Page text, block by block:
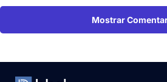
Mostrar